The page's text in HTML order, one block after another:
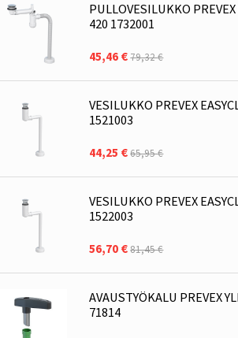
PULLOVESILUKKO
420 1732001
45,46 €79,32 €
VESILUKKO PREVEX
1521003
44,25 €65,95 €
VESILUKKO PREVEX
1522003
56,70 €81,45 €
AVAUSTYÖKALU PREVEX
71814